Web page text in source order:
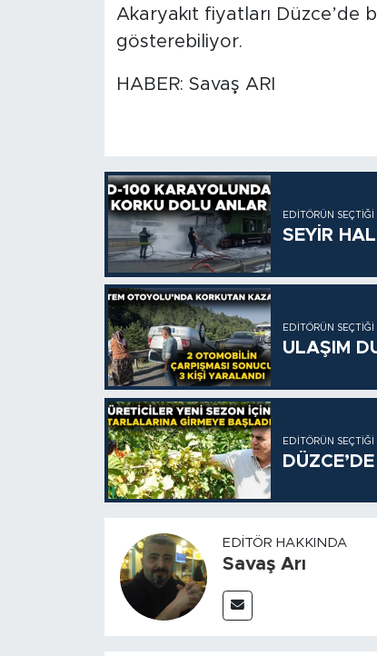
Akaryakıt fiyatları Düzce’de
gösterebiliyor.
HABER: Savaş ARI
EDITÖRÜN SEÇTIĞI
SEYİR
EDITÖRÜN SEÇTIĞI
ULAŞIM
EDITÖRÜN SEÇTIĞI
EDITÖR HAKKINDA
Savaş Arı